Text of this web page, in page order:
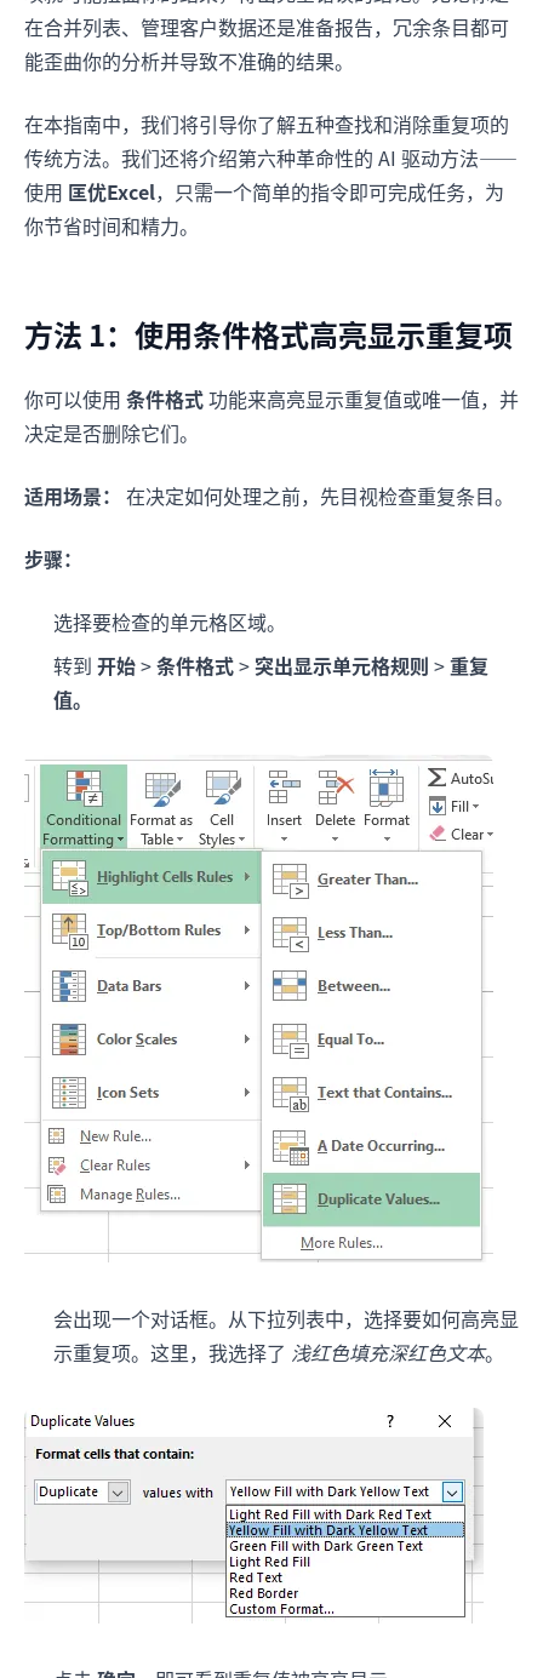
在合并列表、管理客户数据还是准备报告，冗余条目都可
能歪曲你的分析并导致不准确的结果。
在本指南中，我们将引导你了解五种查找和消除重复项的
传统方法。我们还将介绍第六种革命性的 AI 驱动方法——
使用 匡优Excel，只需一个简单的指令即可完成任务，为
你节省时间和精力。
方法 1：使用条件格式高亮显示重复项
你可以使用 条件格式功能来高亮显示重复值或唯一值，并
决定是否删除它们。
适用场景： 在决定如何处理之前，先目视检查重复条目。
步骤：
选择要检查的单元格区域。
转到 开始>条件格式>突出显示单元格规则 >重复
值。
会出现一个对话框。从下拉列表中，选择要如何高亮显
示重复项。这里，我选择了 浅红色填充深红色文本。